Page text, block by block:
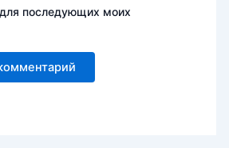
последующих моих